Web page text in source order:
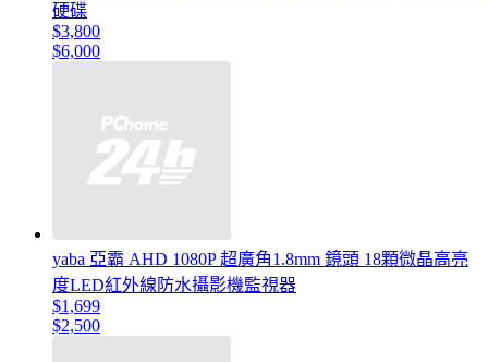
硬碟
$3,800
$6,000
yaba 亞霸 AHD 1080P 超廣角1.8mm 鏡頭 18顆微晶高亮
度LED紅外線防水攝影機監視器
$1,699
$2,500